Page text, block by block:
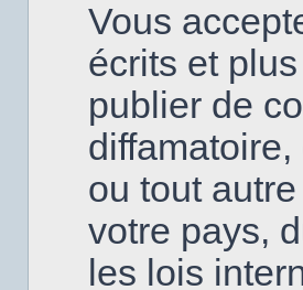
Vous
écrits et
publier de
ou tout
votre pays,
les lois